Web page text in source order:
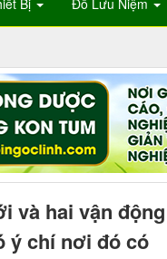
Bị Đồ Lưu Niệm
và hai vận động
ý chí nơi đó có